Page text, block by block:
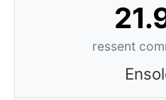
ressent